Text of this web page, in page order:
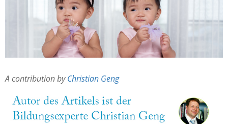
A contribution byChristian Geng